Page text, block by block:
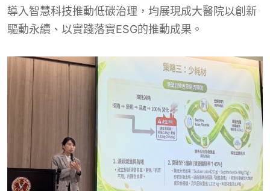
導入智慧科技推動低碳治理，均展現成大醫院以創新
驅動永續、以實踐落實ESG的推動成果。